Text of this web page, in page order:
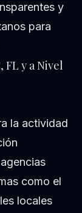
y
para
FL y a Nivel
la actividad
como el
locales